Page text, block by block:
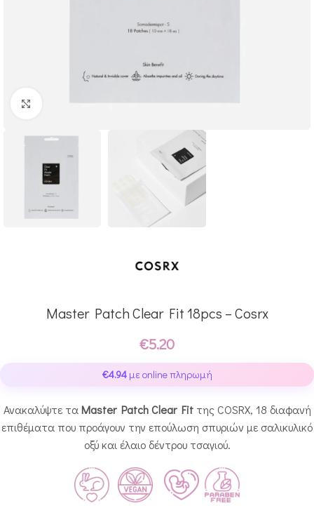
Click to enlarge
Master Patch Clear Fit 18pcs – Cosrx
€5.20
€4.94με online πληρωμή
Ανακαλύψτε ταMaster Patch Clear Fitτης COSRX, 18 διαφανή
επιθέματα που προάγουν την επούλωση σπυριών με σαλικυλικό
οξύ και έλαιο δέντρου τσαγιού.